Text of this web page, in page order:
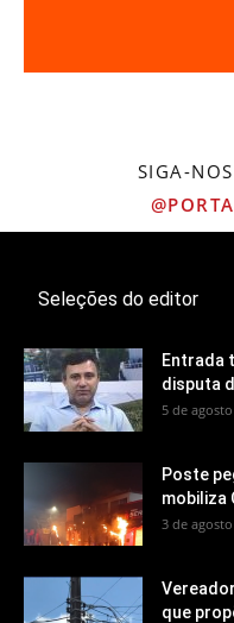
SIGA-
Seleções do editor
Entrada
disputa
5 de
Poste
mobiliza
3 de
que